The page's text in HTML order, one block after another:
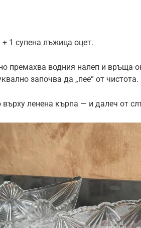
1 супена лъжица оцет.
премахва водния налеп и връща
започва да „пее“ от чистота.
ленена кърпа — и далеч от